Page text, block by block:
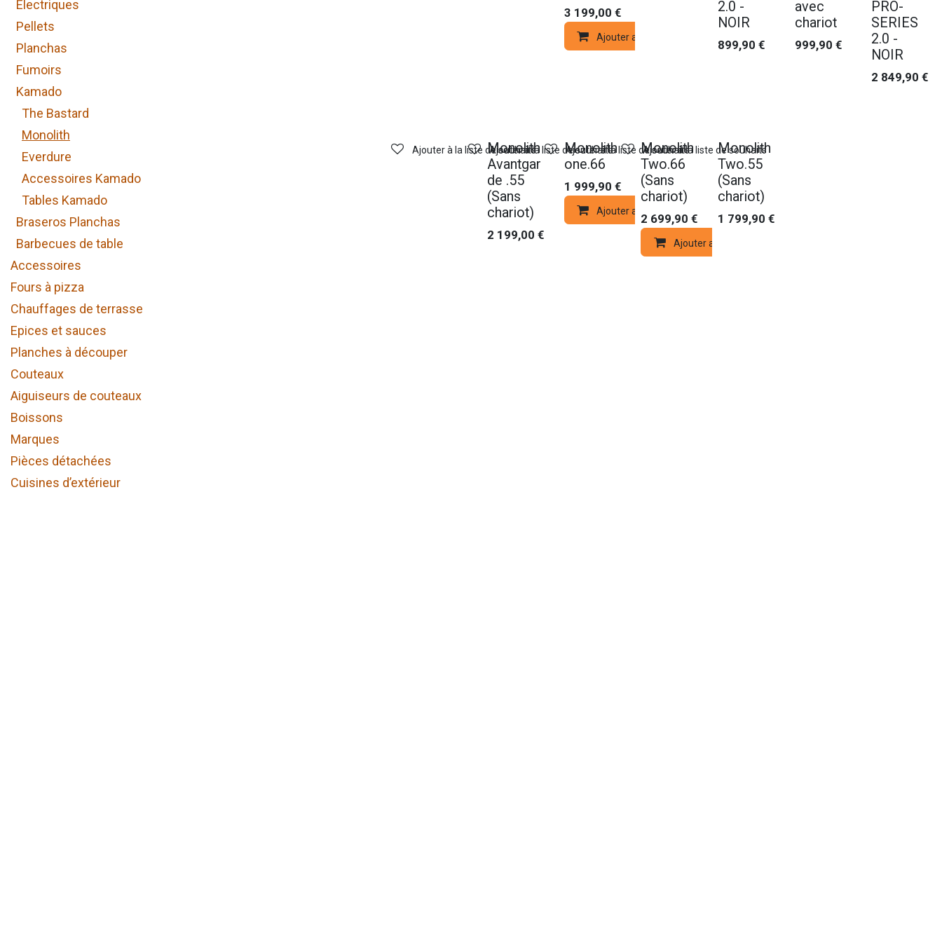
Electriques
Pellets
Planchas
Fumoirs
Kamado
The Bastard
Monolith
Everdure
Accessoires Kamado
Tables Kamado
Braseros Planchas
Barbecues de table
Accessoires
Fours à pizza
Chauffages de terrasse
Epices et sauces
Planches à découper
Couteaux
Aiguiseurs de couteaux
Boissons
Marques
Pièces détachées
Cuisines d’extérieur
3 199,00 €
Ajouter au panier
2.0 -
NOIR
899,90 €
avec
chariot
999,90 €
PRO-
SERIES
2.0 -
NOIR
2 849,90 €
Monolith
Avantgar
de .55
(Sans
chariot)
2 199,00 €
Ajouter à la liste de souhaits
Monolith
one.66
1 999,90 €
Ajouter au panier
Ajouter à la liste de souhaits
Monolith
Two.66
(Sans
chariot)
2 699,90 €
Ajouter au panier
Ajouter à la liste de souhaits
Monolith
Two.55
(Sans
chariot)
1 799,90 €
Ajouter à la liste de souhaits